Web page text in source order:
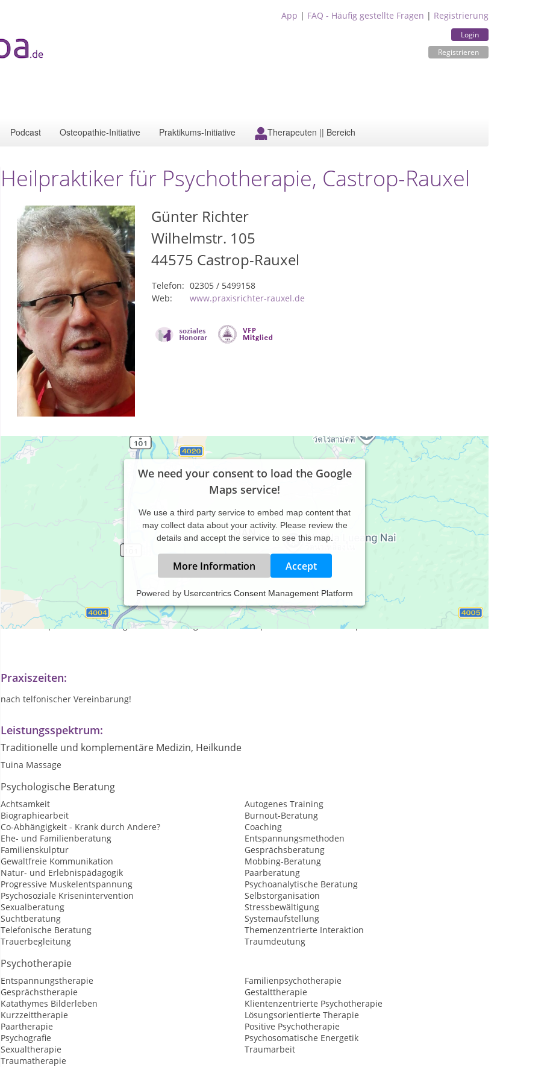
App | FAQ - Häufig gestellte Fragen | Registrierung
Login
Registrieren
Podcast Osteopathie-Initiative Praktikums-Initiative Therapeuten || Bereich
Heilpraktiker für Psychotherapie, Castrop-Rauxel
Günter Richter
Wilhelmstr. 105
44575 Castrop-Rauxel
Telefon: 02305 / 5499158
Web:
www.praxisrichter-rauxel.de
We need your consent to load the Google
Maps service!
We use a third party service to embed map content that
may collect data about your activity. Please review the
details and accept the service to see this map.
More Information Accept
Powered by Usercentrics Consent Management Platform
In meiner psychotherapeutischen Praxis in Castrop-Rauxel biete ich Beratung und Behandlung zu allgemeinen
psychotherapeutischen Problembereichen und speziell im Bereich von sexuellen Funktionsstörungen
sexualtherapeutische Beratung und Behandlung als Einzeltherapie oder/und Paartherapie an.
Praxiszeiten:
nach telfonischer Vereinbarung!
Leistungsspektrum:
Traditionelle und komplementäre Medizin, Heilkunde
Tuina Massage
Psychologische Beratung
Achtsamkeit
Autogenes Training
Biographiearbeit
Burnout-Beratung
Co-Abhängigkeit - Krank durch Andere?
Coaching
Ehe- und Familienberatung
Entspannungsmethoden
Familienskulptur
Gesprächsberatung
Gewaltfreie Kommunikation
Mobbing-Beratung
Natur- und Erlebnispädagogik
Paarberatung
Progressive Muskelentspannung
Psychoanalytische Beratung
Psychosoziale Krisenintervention
Selbstorganisation
Sexualberatung
Stressbewältigung
Suchtberatung
Systemaufstellung
Telefonische Beratung
Themenzentrierte Interaktion
Trauerbegleitung
Traumdeutung
Psychotherapie
Entspannungstherapie
Familienpsychotherapie
Gesprächstherapie
Gestalttherapie
Katathymes Bilderleben
Klientenzentrierte Psychotherapie
Kurzzeittherapie
Lösungsorientierte Therapie
Paartherapie
Positive Psychotherapie
Psychografie
Psychosomatische Energetik
Sexualtherapie
Traumarbeit
Traumatherapie